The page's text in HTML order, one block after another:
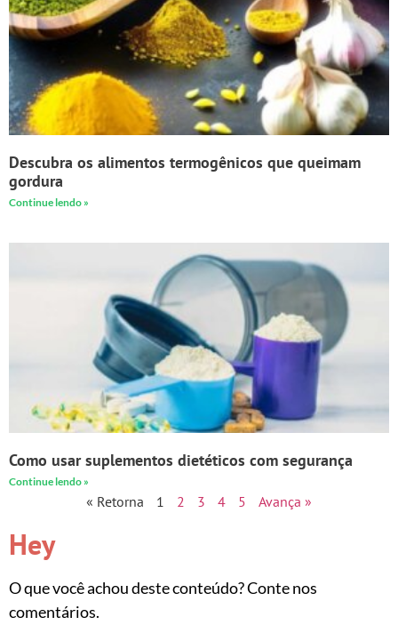
Descubra os alimentos termogênicos que queimam
gordura
Continue lendo »
Como usar suplementos dietéticos com segurança
Continue lendo »
« Retorna 1 2 3 4 5 Avança »
Hey
O que você achou deste conteúdo? Conte nos
comentários.